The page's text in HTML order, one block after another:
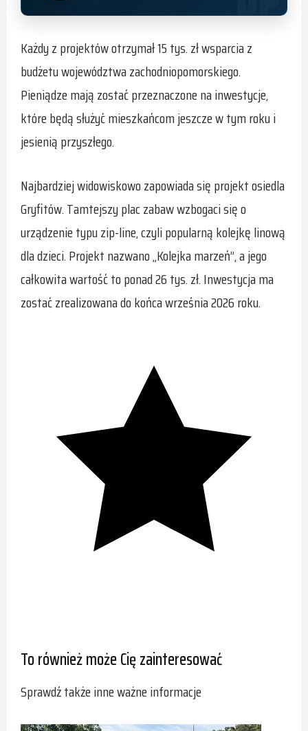
Każdy z projektów otrzymał 15 tys. zł wsparcia z
budżetu województwa zachodniopomorskiego.
Pieniądze mają zostać przeznaczone na inwestycje,
które będą służyć mieszkańcom jeszcze w tym roku i
jesienią przyszłego.
Najbardziej widowiskowo zapowiada się projekt osiedla
Gryfitów. Tamtejszy plac zabaw wzbogaci się o
urządzenie typu zip-line, czyli popularną kolejkę linową
dla dzieci. Projekt nazwano „Kolejka marzeń”, a jego
całkowita wartość to ponad 26 tys. zł. Inwestycja ma
zostać zrealizowana do końca września 2026 roku.
To również może Cię zainteresować
Sprawdź także inne ważne informacje